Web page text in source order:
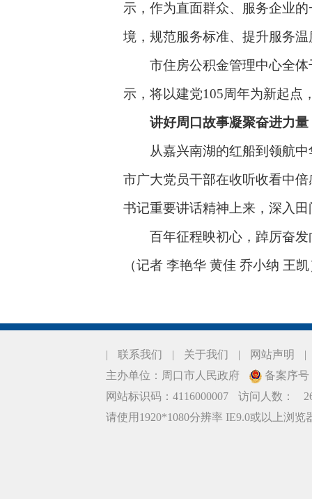
示，作为直面群众、服务企业
境，规范服务标准、提升服务
市住房公积金管理中心全体
示，将以建党105周年为新起点
讲好周口故事凝聚奋进力量
从嘉兴南湖的红船到领航中
市广大党员干部在收听收看中
书记重要讲话精神上来，深入
百年征程映初心，踔厉奋发
（记者 李艳华 黄佳 乔小纳 王凯
| 联系我们 | 关于我们 | 网站声明
|
主办单位：周口市人民政府
备案序号
网站标识码：4116000007
访问人数：
请使用1920*1080分辨率 IE9.0或以上浏览